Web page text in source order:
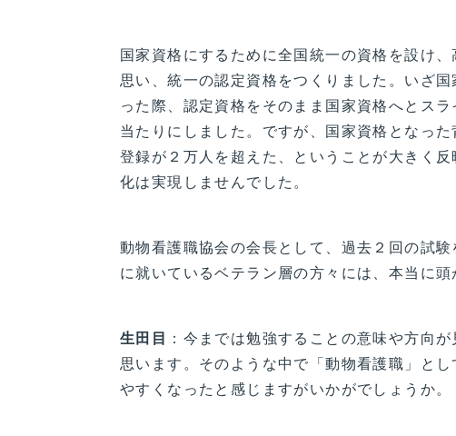
国家資格にするために全国統一の資格を設け
思い、統一の認定資格をつくりました。いざ
った際、認定資格をそのまま国家資格へとス
当たりにしました。ですが、国家資格となっ
登録が２万人を超えた、ということが大きく
化は実現しませんでした。
動物看護職協会の会長として、過去２回の試
に就いているベテラン層の方々には、本当に頭
生田目 ：今までは勉強することの意味や方向
思います。そのような中で「動物看護職」と
やすくなったと感じますがいかがでしょうか。